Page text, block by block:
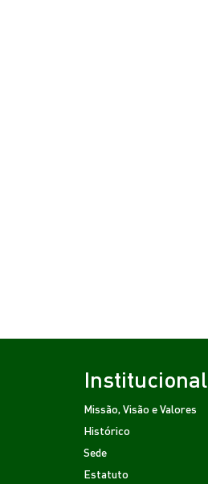
Institucional
Missão, Visão e Valores
Histórico
Sede
Estatuto